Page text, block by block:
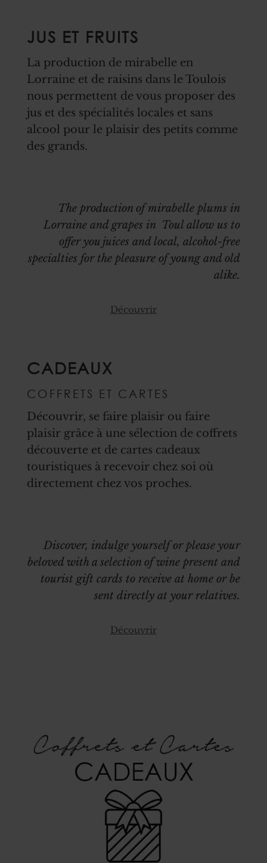
JUS ET FRUITS
La production de mirabelle en
Lorraine et de raisins dans le Toulois
nous permettent de vous proposer des
jus et des spécialités locales et sans
alcool pour le plaisir des petits comme
des grands.
The production of mirabelle plums in
Lorraine and grapes in Toul allow us to
offer you juices and local, alcohol-free
specialties for the pleasure of young and old
alike.
Découvrir
CADEAUX
COFFRETS ET CARTES
Découvrir, se faire plaisir ou faire
plaisir grâce à une sélection de coffrets
découverte et de cartes cadeaux
touristiques à recevoir chez soi où
directement chez vos proches.
Discover, indulge yourself or please your
beloved with a selection of wine present and
tourist gift cards to receive at home or be
sent directly at your relatives.
Découvrir